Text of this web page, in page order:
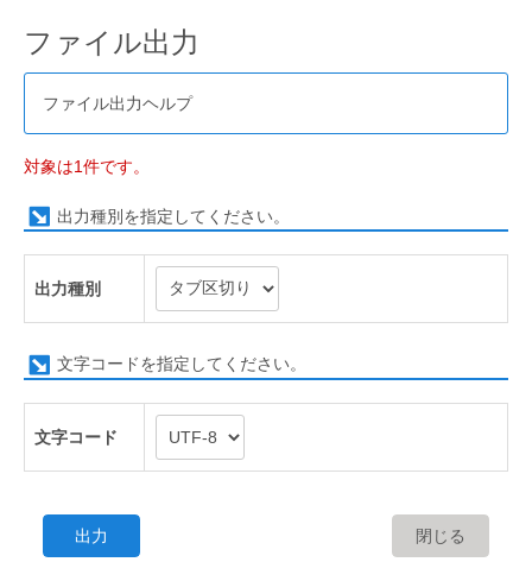
ファイル出力
ファイル出力ヘルプ
対象は1件です。
出力種別を指定してください。
出力種別
文字コードを指定してください。
文字コード